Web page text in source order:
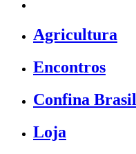
Agricultura
Encontros
Confina Brasil
Loja